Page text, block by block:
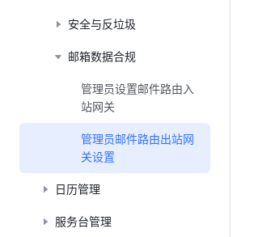
安全与反垃圾
邮箱数据合规
管理员设置邮件路由入
站网关
管理员邮件路由出站网
关设置
日历管理
服务台管理